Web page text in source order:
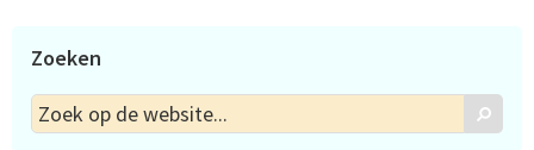
Zoeken
Zoek
op
Zoek